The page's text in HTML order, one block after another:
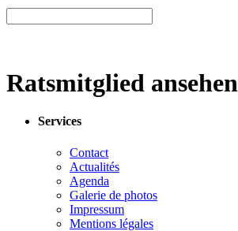
Ratsmitglied ansehen
Services
Contact
Actualités
Agenda
Galerie de photos
Impressum
Mentions légales